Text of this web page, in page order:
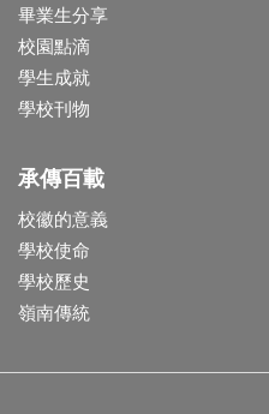
畢業生分享
校園點滴
學生成就
學校刊物
承傳百載
校徽的意義
學校使命
學校歷史
嶺南傳統